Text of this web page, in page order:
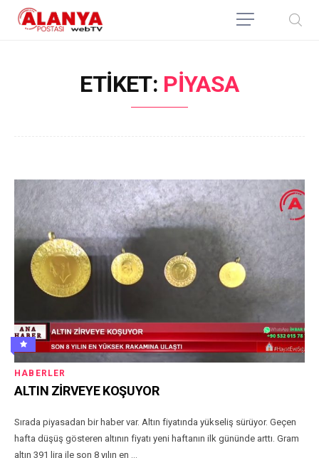
ETIKET: PIYASA
HABERLER
ALTIN ZİRVEYE KOŞUYOR
Sırada piyasadan bir haber var. Altın fiyatında yükseliş sürüyor. Geçen
hafta düşüş gösteren altının fiyatı yeni haftanın ilk gününde arttı. Gram
altın 391 lira ile son 8 yılın en ...